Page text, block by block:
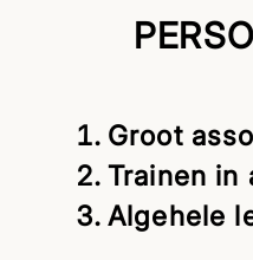
Groot
Trainen in
Algehele